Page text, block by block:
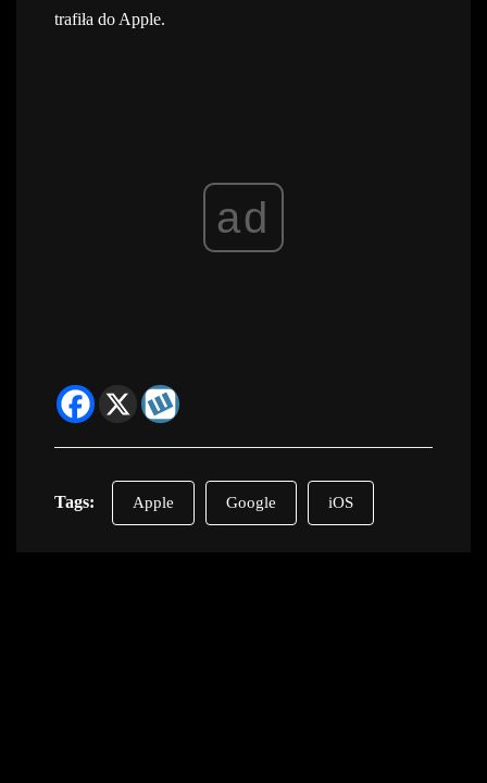
trafiła do Apple.
ad
Tags: Apple Google iOS